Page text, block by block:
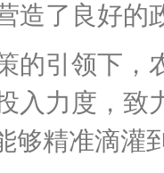
造了良好的
引领下，农
入力度，致
够精准滴灌